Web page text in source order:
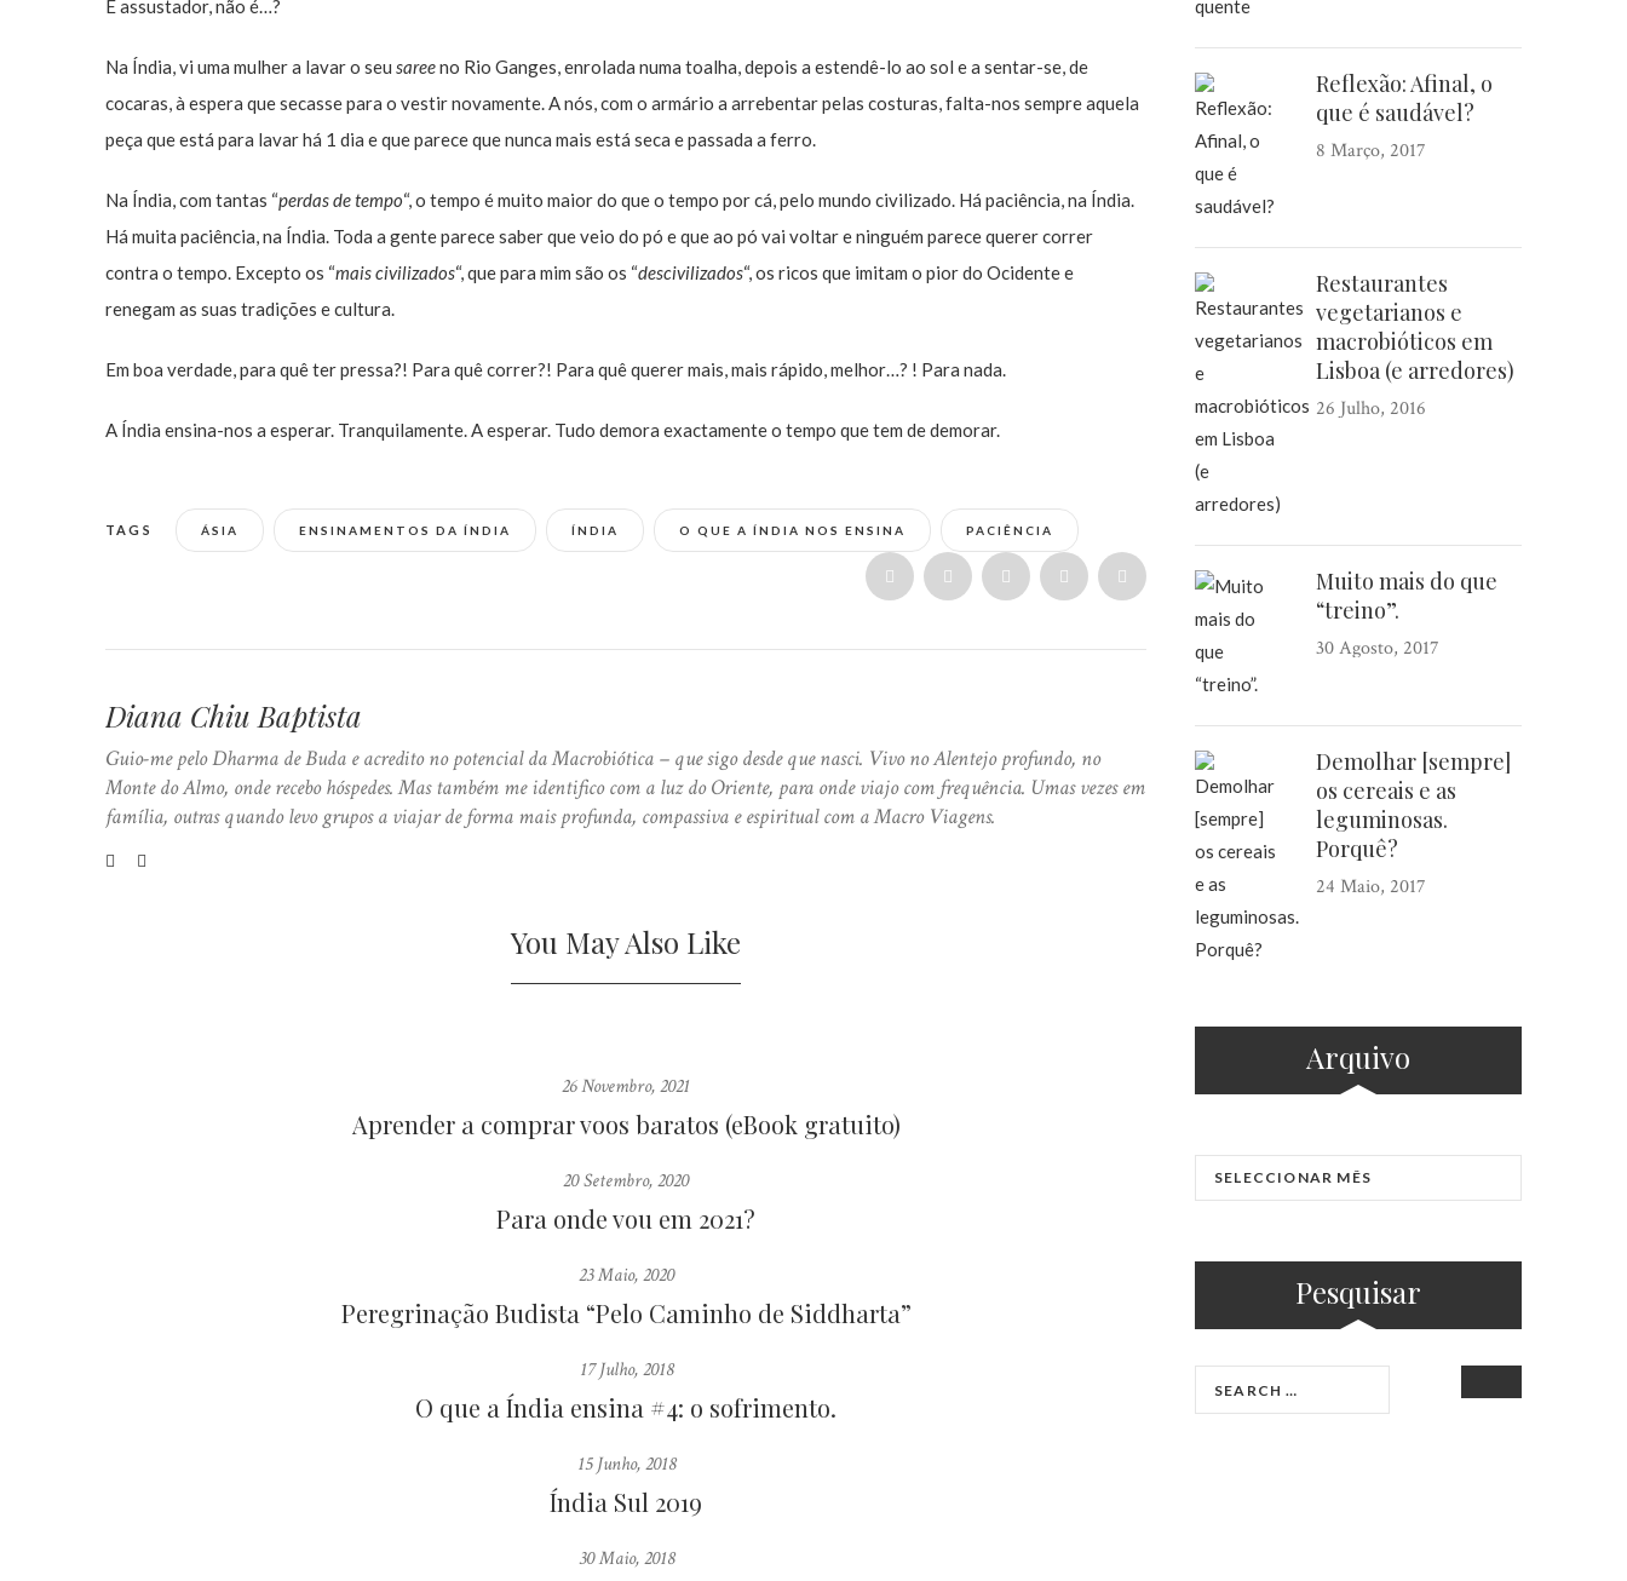
É assustador, não é…?
Na Índia, vi uma mulher a lavar o seu sareeno Rio Ganges, enrolada numa toalha, depois a estendê-lo ao sol e a sentar-se, de
cocaras, à espera que secasse para o vestir novamente. A nós, com o armário a arrebentar pelas costuras, falta-nos sempre aquela
peça que está para lavar há 1 dia e que parece que nunca mais está seca e passada a ferro.
Na Índia, com tantas “perdas de tempo“, o tempo é muito maior do que o tempo por cá, pelo mundo civilizado. Há paciência, na Índia.
Há muita paciência, na Índia. Toda a gente parece saber que veio do pó e que ao pó vai voltar e ninguém parece querer correr
contra o tempo. Excepto os “mais civilizados“, que para mim são os “descivilizados“, os ricos que imitam o pior do Ocidente e
renegam as suas tradições e cultura.
Em boa verdade, para quê ter pressa?! Para quê correr?! Para quê querer mais, mais rápido, melhor…? ! Para nada.
A Índia ensina-nos a esperar. Tranquilamente. A esperar. Tudo demora exactamente o tempo que tem de demorar.
TAGS ÁSIA ENSINAMENTOS DA ÍNDIA ÍNDIA O QUE A ÍNDIA NOS ENSINA PACIÊNCIA
Diana Chiu Baptista
Guio-me pelo Dharma de Buda e acredito no potencial da Macrobiótica – que sigo desde que nasci. Vivo no Alentejo profundo, no
Monte do Almo, onde recebo hóspedes. Mas também me identifico com a luz do Oriente, para onde viajo com frequência. Umas vezes em
família, outras quando levo grupos a viajar de forma mais profunda, compassiva e espiritual com a Macro Viagens.
You May Also Like
26 Novembro, 2021
Aprender a comprar voos baratos (eBook gratuito)
20 Setembro, 2020
Para onde vou em 2021?
23 Maio, 2020
Peregrinação Budista “Pelo Caminho de Siddharta”
17 Julho, 2018
O que a Índia ensina #4: o sofrimento.
15 Junho, 2018
Índia Sul 2019
30 Maio, 2018
Reflexão: Afinal, o
que é saudável?
8 Março, 2017
Restaurantes
vegetarianos e
macrobióticos em
Lisboa (e arredores)
26 Julho, 2016
Muito mais do que
“treino”.
30 Agosto, 2017
Demolhar [sempre]
os cereais e as
leguminosas.
Porquê?
24 Maio, 2017
Arquivo
Pesquisar